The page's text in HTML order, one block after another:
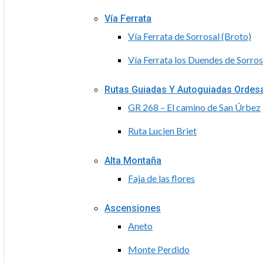
Vía Ferrata
Vía Ferrata de Sorrosal (Broto)
Vía Ferrata los Duendes de
Rutas Guiadas Y Autoguiadas
GR 268 – El camino de San Úrbez
Ruta Lucien Briet
Alta Montaña
Faja de las flores
Ascensiones
Aneto
Monte Perdido